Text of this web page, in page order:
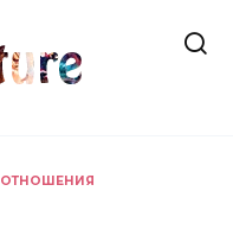
ОТНОШЕНИЯ